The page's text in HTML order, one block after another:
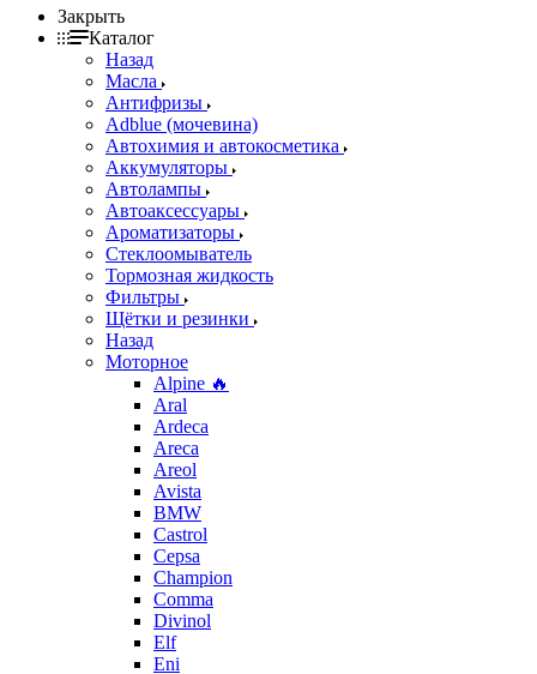
Закрыть
Каталог
Назад
Масла
Антифризы
Adblue (мочевина)
Автохимия и автокосметика
Аккумуляторы
Автолампы
Автоаксессуары
Ароматизаторы
Стеклоомыватель
Тормозная жидкость
Фильтры
Щётки и резинки
Назад
Моторное
Alpine 🔥
Aral
Ardeca
Areca
Areol
Avista
BMW
Castrol
Cepsa
Champion
Comma
Divinol
Elf
Eni